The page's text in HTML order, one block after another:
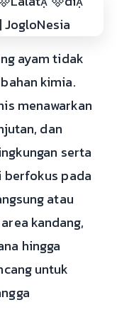
ayam tidak
kimia.
menawarkan
dan
serta
berfokus pada
atau
kandang,
hingga
untuk